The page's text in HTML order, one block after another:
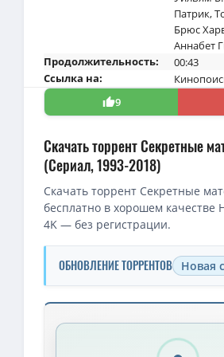
Патрик,
Брюс
Аннабет
Продолжительность:
00:43
Ссылка на:
9
Скачать торрент Секретные
(Сериал, 1993-2018)
Скачать торрент Секретные
бесплатно в хорошем качестве
4K — без регистрации.
ОБНОВЛЕНИЕ ТОРРЕНТОВ Новая
Скачать торрент — Секретные
Секретные материалы / The X-Files